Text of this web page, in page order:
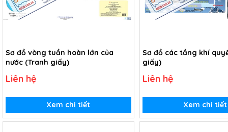
Sơ đồ vòng tuần hoàn lớn của
nước (Tranh giấy)
Liên hệ
Xem chi tiết
Sơ đồ các tầng khí
giấy)
Liên hệ
Xem chi tiết